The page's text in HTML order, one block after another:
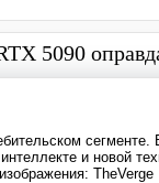
5090
и новой
TheVerge